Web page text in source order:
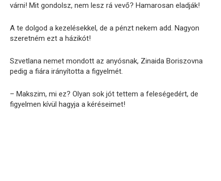
várni! Mit gondolsz, nem lesz rá vevő? Hamarosan eladják!
A te dolgod a kezelésekkel, de a pénzt nekem add. Nagyon
szeretném ezt a házikót!
Szvetlana nemet mondott az anyósnak, Zinaida Boriszovna
pedig a fiára irányította a figyelmét.
– Makszim, mi ez? Olyan sok jót tettem a feleségedért, de
figyelmen kívül hagyja a kéréseimet!